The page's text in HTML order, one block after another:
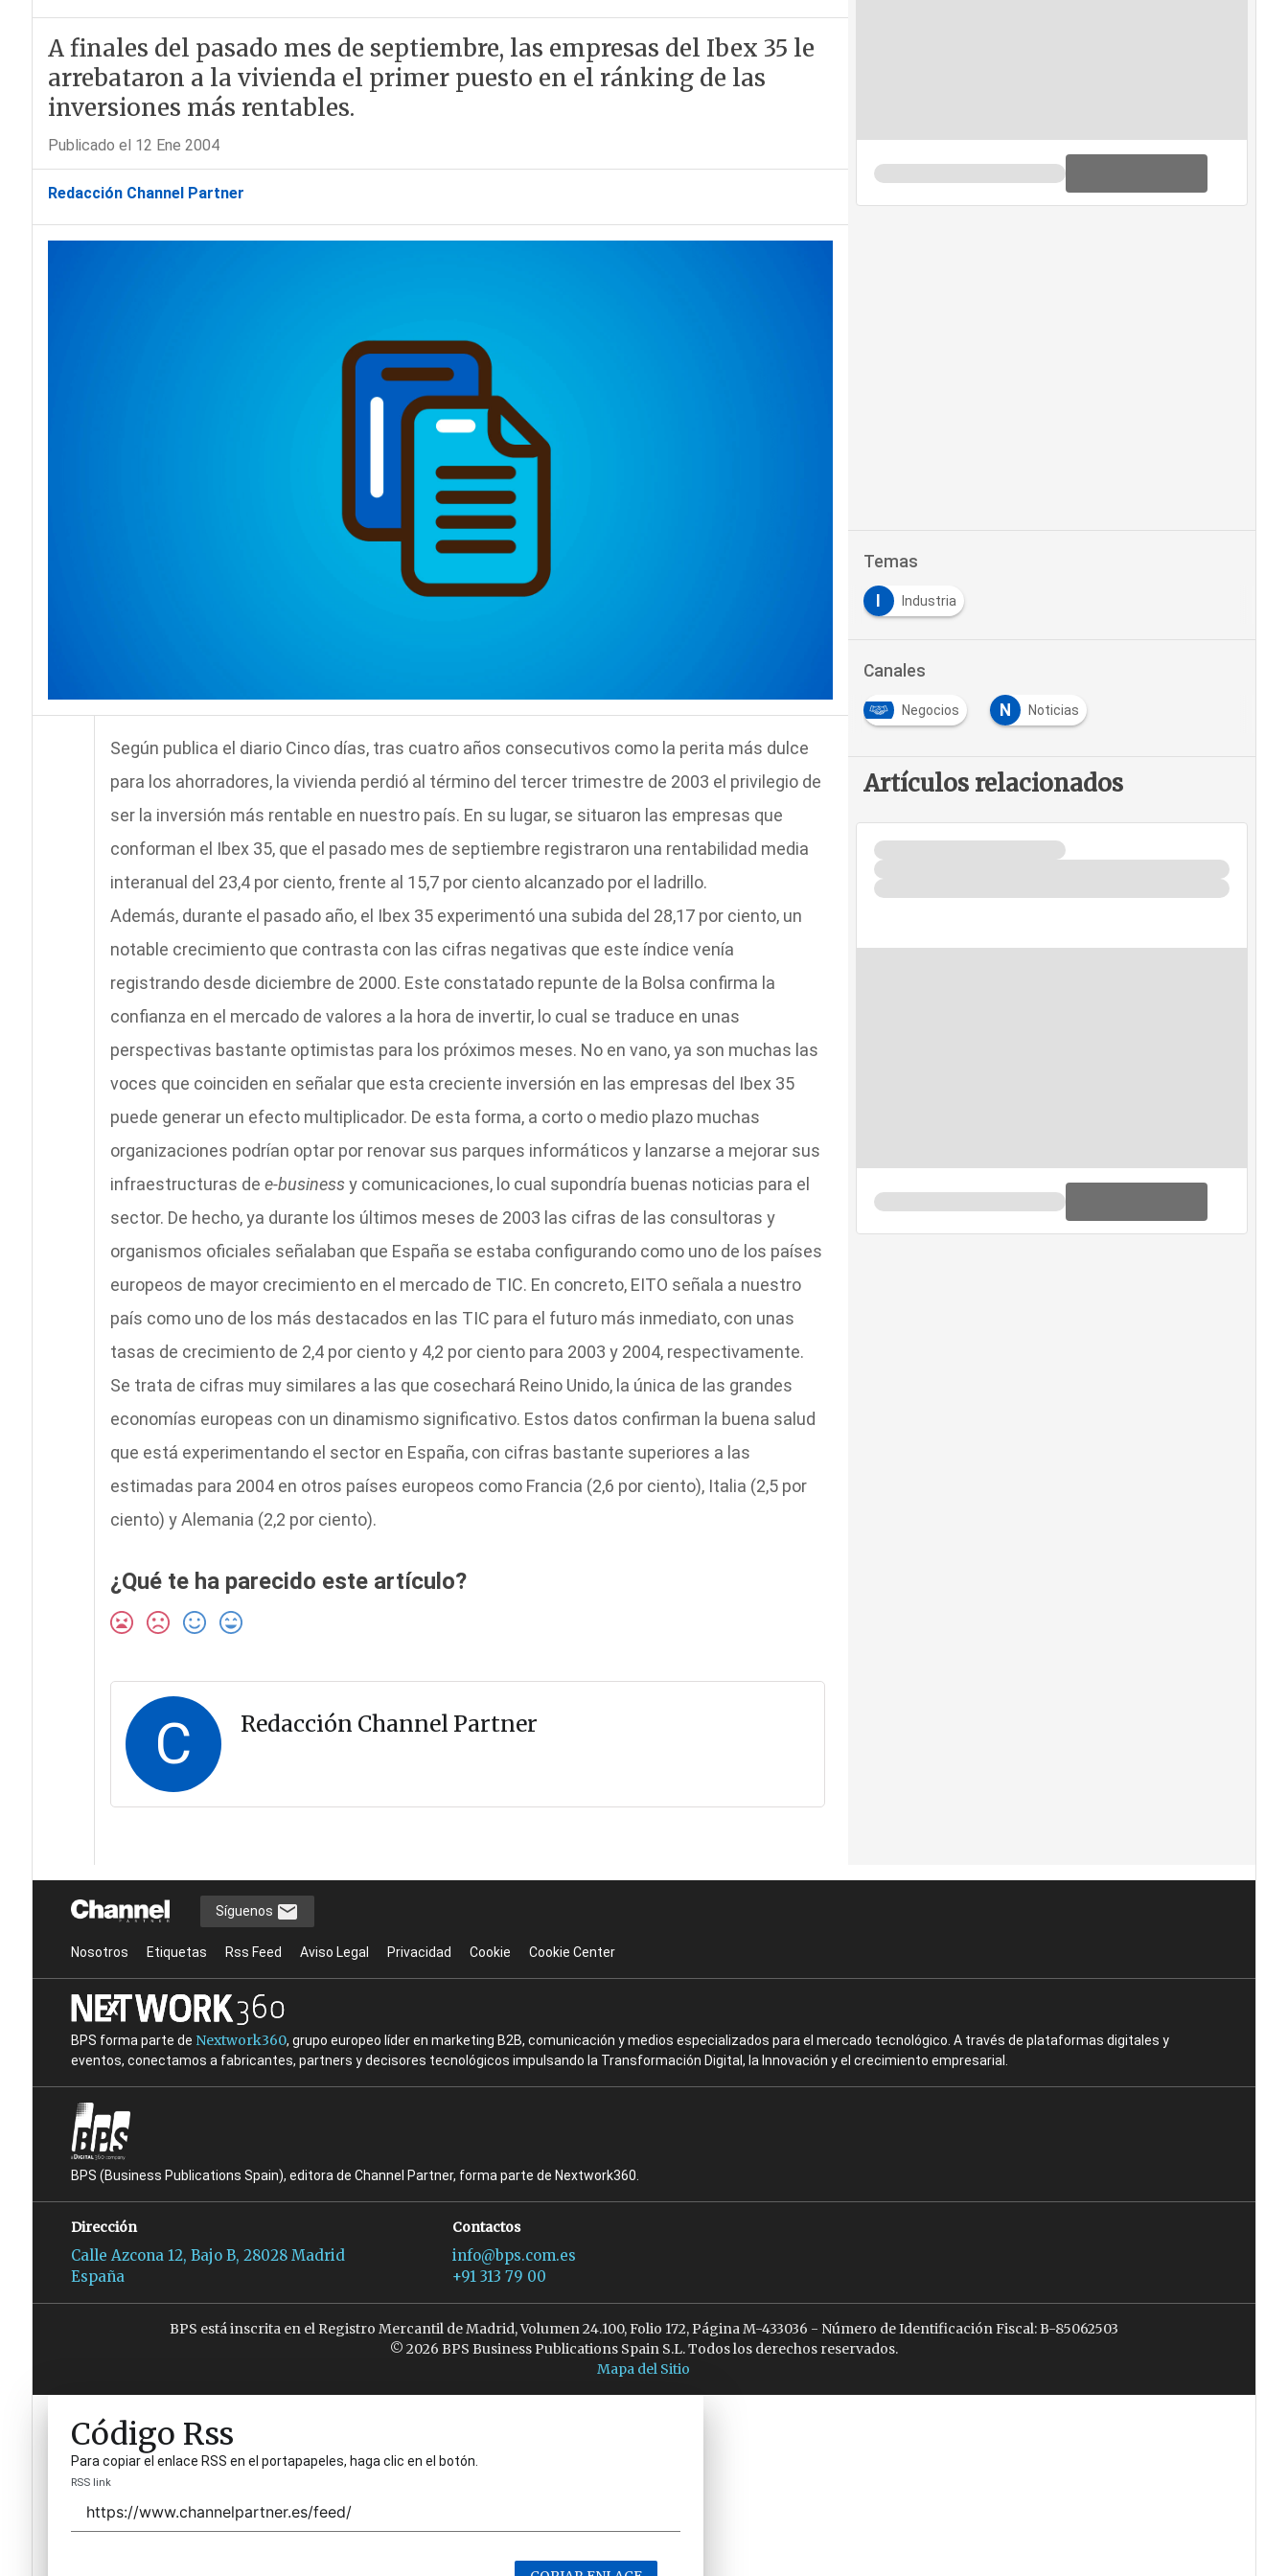
A finales del pasado mes de septiembre, las empresas del Ibex 35 le
arrebataron a la vivienda el primer puesto en el ránking de las
inversiones más rentables.
Publicado el 12 Ene 2004
Redacción Channel Partner
Según publica el diario Cinco días, tras cuatro años consecutivos como la perita más dulce
para los ahorradores, la vivienda perdió al término del tercer trimestre de 2003 el privilegio de
ser la inversión más rentable en nuestro país. En su lugar, se situaron las empresas que
conforman el Ibex 35, que el pasado mes de septiembre registraron una rentabilidad media
interanual del 23,4 por ciento, frente al 15,7 por ciento alcanzado por el ladrillo.
Además, durante el pasado año, el Ibex 35 experimentó una subida del 28,17 por ciento, un
notable crecimiento que contrasta con las cifras negativas que este índice venía
registrando desde diciembre de 2000. Este constatado repunte de la Bolsa confirma la
confianza en el mercado de valores a la hora de invertir, lo cual se traduce en unas
perspectivas bastante optimistas para los próximos meses. No en vano, ya son muchas las
voces que coinciden en señalar que esta creciente inversión en las empresas del Ibex 35
puede generar un efecto multiplicador. De esta forma, a corto o medio plazo muchas
organizaciones podrían optar por renovar sus parques informáticos y lanzarse a mejorar sus
infraestructuras de e-businessy comunicaciones, lo cual supondría buenas noticias para el
sector. De hecho, ya durante los últimos meses de 2003 las cifras de las consultoras y
organismos oficiales señalaban que España se estaba configurando como uno de los países
europeos de mayor crecimiento en el mercado de TIC. En concreto, EITO señala a nuestro
país como uno de los más destacados en las TIC para el futuro más inmediato, con unas
tasas de crecimiento de 2,4 por ciento y 4,2 por ciento para 2003 y 2004, respectivamente.
Se trata de cifras muy similares a las que cosechará Reino Unido, la única de las grandes
economías europeas con un dinamismo significativo. Estos datos confirman la buena salud
que está experimentando el sector en España, con cifras bastante superiores a las
estimadas para 2004 en otros países europeos como Francia (2,6 por ciento), Italia (2,5 por
ciento) y Alemania (2,2 por ciento).
¿Qué te ha parecido este artículo?
C Redacción Channel Partner
Temas
Industria
Canales
Negocios N Noticias
Artículos relacionados
Síguenos
Nosotros Etiquetas Rss Feed Aviso Legal Privacidad Cookie Cookie Center
BPS forma parte de Nextwork360, grupo europeo líder en marketing B2B, comunicación y medios especializados para el mercado tecnológico. A través de plataformas digitales y
eventos, conectamos a fabricantes, partners y decisores tecnológicos impulsando la Transformación Digital, la Innovación y el crecimiento empresarial.
BPS (Business Publications Spain), editora de Channel Partner, forma parte de Nextwork360.
Dirección
Calle Azcona 12, Bajo B, 28028 Madrid
España
Contactos
info@bps.com.es
+91 313 79 00
BPS está inscrita en el Registro Mercantil de Madrid, Volumen 24.100, Folio 172, Página M-433036 - Número de Identificación Fiscal: B-85062503
© 2026 BPS Business Publications Spain S.L. Todos los derechos reservados.
Mapa del Sitio
Código Rss
Para copiar el enlace RSS en el portapapeles, haga clic en el botón.
RSS link